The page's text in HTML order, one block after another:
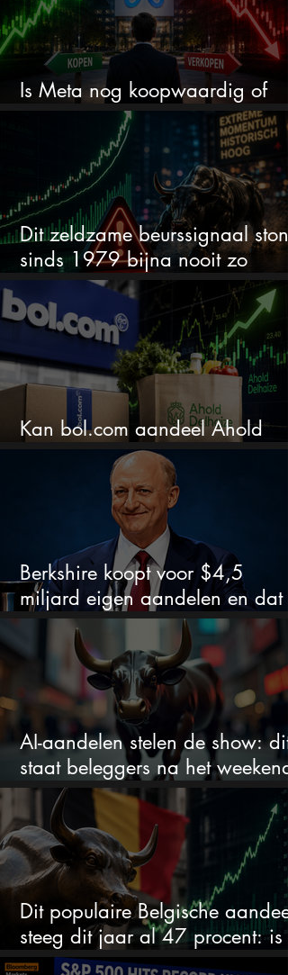
Is Meta nog koopwaardig of
wordt het tijd om te verkopen?
Dit zeldzame beurssignaal stond
sinds 1979 bijna nooit zo
extreem
Kan bol.com aandeel Ahold
nieuw leven inblazen?
Berkshire koopt voor $4,5
miljard eigen aandelen en dat
zegt veel over de waardering
AI-aandelen stelen de show: dit
staat beleggers na het weekend
te wachten
Dit populaire Belgische aandeel
steeg dit jaar al 47 procent: is
ruimte voor meer?